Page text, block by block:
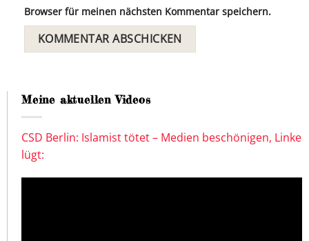
Browser für meinen nächsten Kommentar speichern.
Meine aktuellen Videos
CSD Berlin: Islamist tötet – Medien beschönigen, Linke
lügt: